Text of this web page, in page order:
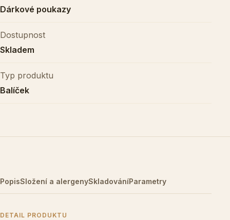
Dárkové poukazy
Dostupnost
Skladem
Typ produktu
Balíček
PopisSložení a alergenySkladováníParametry
DETAIL PRODUKTU